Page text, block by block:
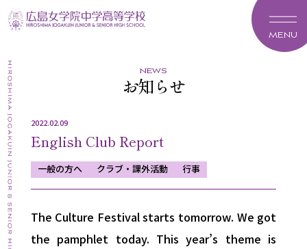
MENU
news
お知らせ
2022.02.09
English Club Report
一般の方へ クラブ・課外活動 行事
The Culture Festival starts tomorrow. We got
the pamphlet today. This year’s theme is